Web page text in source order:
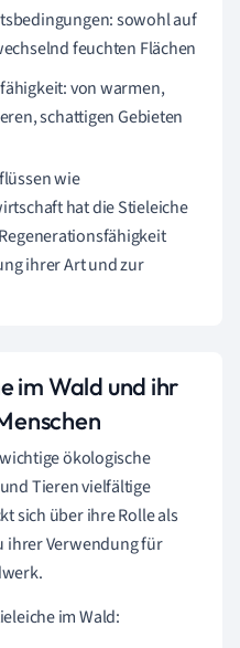
sowohl auf
feuchten Flächen
von warmen,
schattigen Gebieten
wie
hat die Stieleiche
ihrer Art und zur
im Wald und ihr
ökologische
Tieren vielfältige
sich über ihre Rolle als
ihrer Verwendung für
im Wald: